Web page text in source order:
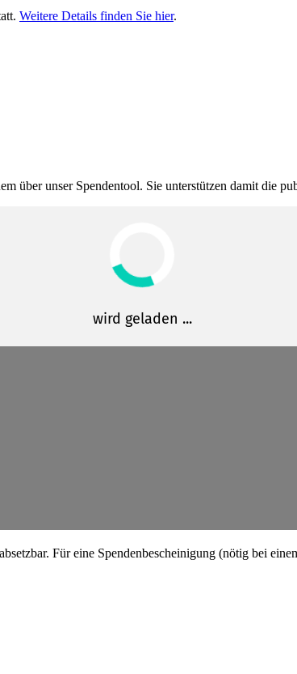
Weitere Details finden Sie hier.
über unser Spendentool. Sie unter­stützen damit die
Für eine Spenden­be­schei­nigung (nötig bei